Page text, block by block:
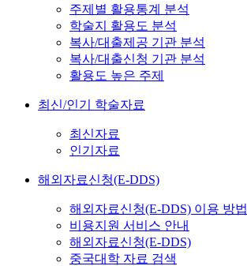
주제별 활용통계 분석
학술지 활용도 분석
복사/대출제공 기관 분석
복사/대출신청 기관 분석
활용도 높은 주제
최신/인기 학술자료
최신자료
인기자료
해외자료신청(E-DDS)
해외자료신청(E-DDS) 이용 방법
비용지원 서비스 안내
해외자료신청(E-DDS)
중국대학 자료 검색